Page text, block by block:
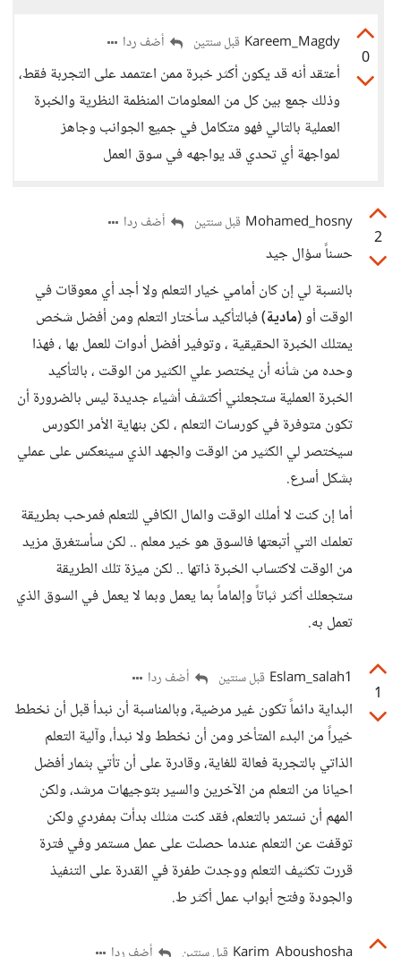
0
Kareem_Magdy قبل سنتين أضف ردا
أعتقد أنه قد يكون أكثر خبرة ممن اعتممد على التجربة فقط،
وذلك جمع بين كل من المعلومات المنظمة النظرية والخبرة
العملية بالتالي فهو متكامل في جميع الجوانب وجاهز
لمواجهة أي تحدي قد يواجهه في سوق العمل
2
Mohamed_hosny قبل سنتين أضف ردا
حسناً سؤال جيد
بالنسبة لي إن كان أمامي خيار التعلم ولا أجد أي معوقات في
الوقت أو (مادية) فبالتأكيد سأختار التعلم ومن أفضل شخص
يمتلك الخبرة الحقيقية ، وتوفير أفضل أدوات للعمل بها ، فهذا
وحده من شأنه أن يختصر علي الكثير من الوقت ، بالتأكيد
الخبرة العملية ستجعلني أكتشف أشياء جديدة ليس بالضرورة أن
تكون متوفرة في كورسات التعلم ، لكن بنهاية الأمر الكورس
سيختصر لي الكثير من الوقت والجهد الذي سينعكس على عملي
بشكل أسرع.
أما إن كنت لا أملك الوقت والمال الكافي للتعلم فمرحب بطريقة
تعلمك التي أتبعتها فالسوق هو خير معلم .. لكن سأستغرق مزيد
من الوقت لاكتساب الخبرة ذاتها .. لكن ميزة تلك الطريقة
ستجعلك أكثر ثباتاً وإلماماً بما يعمل وبما لا يعمل في السوق الذي
تعمل به.
1
Eslam_salah1 قبل سنتين أضف ردا
البداية دائماً تكون غير مرضية، وبالمناسبة أن نبدأ قبل أن نخطط
خيراً من البدء المتأخر ومن أن نخطط ولا نبدأ، وآلية التعلم
الذاتي بالتجربة فعالة للغاية، وقادرة على أن تأتي بثمار أفضل
احيانا من التعلم من الآخرين والسير بتوجيهات مرشد، ولكن
المهم أن نستمر بالتعلم، فقد كنت مثلك بدأت بمفردي ولكن
توقفت عن التعلم عندما حصلت على عمل مستمر وفي فترة
قررت تكثيف التعلم ووجدت طفرة في القدرة على التنفيذ
والجودة وفتح أبواب عمل أكثر ط.